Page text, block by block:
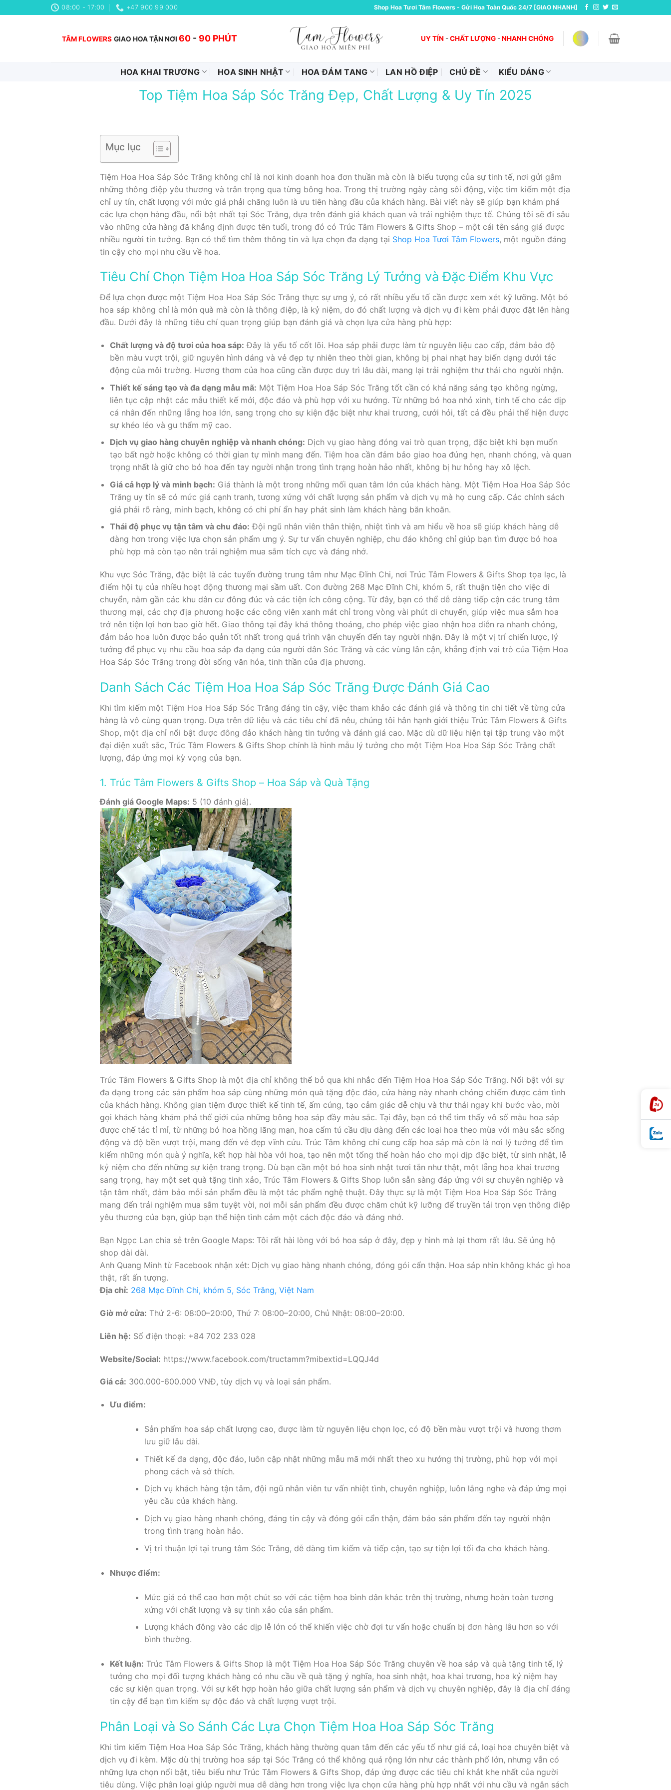
đến
08:00 - 17:00 +47 900 99 000 Shop Hoa Tươi Tâm Flowers - Gửi Hoa Toàn Quốc 24/7 [GIAO NHANH]
TÂM FLOWERS GIAO HOA TẬN NƠI 60 - 90 PHÚT UY TÍN -CHẤT LƯỢNG -NHANH CHÓNG
HOA KHAI TRƯƠNG HOA SINH NHẬT HOA ĐÁM TANG LAN HỒ ĐIỆP CHỦ ĐỀ KIỂU DÁNG
Top Tiệm Hoa Sáp Sóc Trăng Đẹp, Chất Lượng & Uy Tín 2025
Mục lục
Tiệm Hoa Hoa Sáp Sóc Trăng không chỉ là nơi kinh doanh hoa đơn thuần mà còn là biểu tượng của sự tinh tế, nơi gửi gắm
những thông điệp yêu thương và trân trọng qua từng bông hoa. Trong thị trường ngày càng sôi động, việc tìm kiếm một địa
chỉ uy tín, chất lượng với mức giá phải chăng luôn là ưu tiên hàng đầu của khách hàng. Bài viết này sẽ giúp bạn khám phá
các lựa chọn hàng đầu, nổi bật nhất tại Sóc Trăng, dựa trên đánh giá khách quan và trải nghiệm thực tế. Chúng tôi sẽ đi sâu
vào những cửa hàng đã khẳng định được tên tuổi, trong đó có Trúc Tâm Flowers & Gifts Shop – một cái tên sáng giá được
nhiều người tin tưởng. Bạn có thể tìm thêm thông tin và lựa chọn đa dạng tại Shop Hoa Tươi Tâm Flowers, một nguồn đáng
tin cậy cho mọi nhu cầu về hoa.
Tiêu Chí Chọn Tiệm Hoa Hoa Sáp Sóc Trăng Lý Tưởng và Đặc Điểm Khu Vực
Để lựa chọn được một Tiệm Hoa Hoa Sáp Sóc Trăng thực sự ưng ý, có rất nhiều yếu tố cần được xem xét kỹ lưỡng. Một bó
hoa sáp không chỉ là món quà mà còn là thông điệp, là kỷ niệm, do đó chất lượng và dịch vụ đi kèm phải được đặt lên hàng
đầu. Dưới đây là những tiêu chí quan trọng giúp bạn đánh giá và chọn lựa cửa hàng phù hợp:
Chất lượng và độ tươi của hoa sáp: Đây là yếu tố cốt lõi. Hoa sáp phải được làm từ nguyên liệu cao cấp, đảm bảo độ
bền màu vượt trội, giữ nguyên hình dáng và vẻ đẹp tự nhiên theo thời gian, không bị phai nhạt hay biến dạng dưới tác
động của môi trường. Hương thơm của hoa cũng cần được duy trì lâu dài, mang lại trải nghiệm thư thái cho người nhận.
Thiết kế sáng tạo và đa dạng mẫu mã: Một Tiệm Hoa Hoa Sáp Sóc Trăng tốt cần có khả năng sáng tạo không ngừng,
liên tục cập nhật các mẫu thiết kế mới, độc đáo và phù hợp với xu hướng. Từ những bó hoa nhỏ xinh, tinh tế cho các dịp
cá nhân đến những lẵng hoa lớn, sang trọng cho sự kiện đặc biệt như khai trương, cưới hỏi, tất cả đều phải thể hiện được
sự khéo léo và gu thẩm mỹ cao.
Dịch vụ giao hàng chuyên nghiệp và nhanh chóng: Dịch vụ giao hàng đóng vai trò quan trọng, đặc biệt khi bạn muốn
tạo bất ngờ hoặc không có thời gian tự mình mang đến. Tiệm hoa cần đảm bảo giao hoa đúng hẹn, nhanh chóng, và quan
trọng nhất là giữ cho bó hoa đến tay người nhận trong tình trạng hoàn hảo nhất, không bị hư hỏng hay xô lệch.
Giá cả hợp lý và minh bạch: Giá thành là một trong những mối quan tâm lớn của khách hàng. Một Tiệm Hoa Hoa Sáp Sóc
Trăng uy tín sẽ có mức giá cạnh tranh, tương xứng với chất lượng sản phẩm và dịch vụ mà họ cung cấp. Các chính sách
giá phải rõ ràng, minh bạch, không có chi phí ẩn hay phát sinh làm khách hàng băn khoăn.
Thái độ phục vụ tận tâm và chu đáo: Đội ngũ nhân viên thân thiện, nhiệt tình và am hiểu về hoa sẽ giúp khách hàng dễ
dàng hơn trong việc lựa chọn sản phẩm ưng ý. Sự tư vấn chuyên nghiệp, chu đáo không chỉ giúp bạn tìm được bó hoa
phù hợp mà còn tạo nên trải nghiệm mua sắm tích cực và đáng nhớ.
Khu vực Sóc Trăng, đặc biệt là các tuyến đường trung tâm như Mạc Đĩnh Chi, nơi Trúc Tâm Flowers & Gifts Shop tọa lạc, là
điểm hội tụ của nhiều hoạt động thương mại sầm uất. Con đường 268 Mạc Đĩnh Chi, khóm 5, rất thuận tiện cho việc di
chuyển, nằm gần các khu dân cư đông đúc và các tiện ích công cộng. Từ đây, bạn có thể dễ dàng tiếp cận các trung tâm
thương mại, các chợ địa phương hoặc các công viên xanh mát chỉ trong vòng vài phút di chuyển, giúp việc mua sắm hoa
trở nên tiện lợi hơn bao giờ hết. Giao thông tại đây khá thông thoáng, cho phép việc giao nhận hoa diễn ra nhanh chóng,
đảm bảo hoa luôn được bảo quản tốt nhất trong quá trình vận chuyển đến tay người nhận. Đây là một vị trí chiến lược, lý
tưởng để phục vụ nhu cầu hoa sáp đa dạng của người dân Sóc Trăng và các vùng lân cận, khẳng định vai trò của Tiệm Hoa
Hoa Sáp Sóc Trăng trong đời sống văn hóa, tinh thần của địa phương.
Danh Sách Các Tiệm Hoa Hoa Sáp Sóc Trăng Được Đánh Giá Cao
Khi tìm kiếm một Tiệm Hoa Hoa Sáp Sóc Trăng đáng tin cậy, việc tham khảo các đánh giá và thông tin chi tiết về từng cửa
hàng là vô cùng quan trọng. Dựa trên dữ liệu và các tiêu chí đã nêu, chúng tôi hân hạnh giới thiệu Trúc Tâm Flowers & Gifts
Shop, một địa chỉ nổi bật được đông đảo khách hàng tin tưởng và đánh giá cao. Mặc dù dữ liệu hiện tại tập trung vào một
đại diện xuất sắc, Trúc Tâm Flowers & Gifts Shop chính là hình mẫu lý tưởng cho một Tiệm Hoa Hoa Sáp Sóc Trăng chất
lượng, đáp ứng mọi kỳ vọng của bạn.
1. Trúc Tâm Flowers & Gifts Shop – Hoa Sáp và Quà Tặng
Đánh giá Google Maps: 5 (10 đánh giá).
Trúc Tâm Flowers & Gifts Shop là một địa chỉ không thể bỏ qua khi nhắc đến Tiệm Hoa Hoa Sáp Sóc Trăng. Nổi bật với sự
đa dạng trong các sản phẩm hoa sáp cùng những món quà tặng độc đáo, cửa hàng này nhanh chóng chiếm được cảm tình
của khách hàng. Không gian tiệm được thiết kế tinh tế, ấm cúng, tạo cảm giác dễ chịu và thư thái ngay khi bước vào, mời
gọi khách hàng khám phá thế giới của những bông hoa sáp đầy màu sắc. Tại đây, bạn có thể tìm thấy vô số mẫu hoa sáp
được chế tác tỉ mỉ, từ những bó hoa hồng lãng mạn, hoa cẩm tú cầu dịu dàng đến các loại hoa theo mùa với màu sắc sống
động và độ bền vượt trội, mang đến vẻ đẹp vĩnh cửu. Trúc Tâm không chỉ cung cấp hoa sáp mà còn là nơi lý tưởng để tìm
kiếm những món quà ý nghĩa, kết hợp hài hòa với hoa, tạo nên một tổng thể hoàn hảo cho mọi dịp đặc biệt, từ sinh nhật, lễ
kỷ niệm cho đến những sự kiện trang trọng. Dù bạn cần một bó hoa sinh nhật tươi tắn như thật, một lẵng hoa khai trương
sang trọng, hay một set quà tặng tinh xảo, Trúc Tâm Flowers & Gifts Shop luôn sẵn sàng đáp ứng với sự chuyên nghiệp và
tận tâm nhất, đảm bảo mỗi sản phẩm đều là một tác phẩm nghệ thuật. Đây thực sự là một Tiệm Hoa Hoa Sáp Sóc Trăng
mang đến trải nghiệm mua sắm tuyệt vời, nơi mỗi sản phẩm đều được chăm chút kỹ lưỡng để truyền tải trọn vẹn thông điệp
yêu thương của bạn, giúp bạn thể hiện tình cảm một cách độc đáo và đáng nhớ.
Bạn Ngọc Lan chia sẻ trên Google Maps: Tôi rất hài lòng với bó hoa sáp ở đây, đẹp y hình mà lại thơm rất lâu. Sẽ ủng hộ
shop dài dài.
Anh Quang Minh từ Facebook nhận xét: Dịch vụ giao hàng nhanh chóng, đóng gói cẩn thận. Hoa sáp nhìn không khác gì hoa
thật, rất ấn tượng.
Địa chỉ: 268 Mạc Đĩnh Chi, khóm 5, Sóc Trăng, Việt Nam
Giờ mở cửa: Thứ 2-6: 08:00–20:00, Thứ 7: 08:00–20:00, Chủ Nhật: 08:00–20:00.
Liên hệ: Số điện thoại: +84 702 233 028
Website/Social: https://www.facebook.com/tructamm?mibextid=LQQJ4d
Giá cả: 300.000-600.000 VNĐ, tùy dịch vụ và loại sản phẩm.
Ưu điểm:
Sản phẩm hoa sáp chất lượng cao, được làm từ nguyên liệu chọn lọc, có độ bền màu vượt trội và hương thơm
lưu giữ lâu dài.
Thiết kế đa dạng, độc đáo, luôn cập nhật những mẫu mã mới nhất theo xu hướng thị trường, phù hợp với mọi
phong cách và sở thích.
Dịch vụ khách hàng tận tâm, đội ngũ nhân viên tư vấn nhiệt tình, chuyên nghiệp, luôn lắng nghe và đáp ứng mọi
yêu cầu của khách hàng.
Dịch vụ giao hàng nhanh chóng, đáng tin cậy và đóng gói cẩn thận, đảm bảo sản phẩm đến tay người nhận
trong tình trạng hoàn hảo.
Vị trí thuận lợi tại trung tâm Sóc Trăng, dễ dàng tìm kiếm và tiếp cận, tạo sự tiện lợi tối đa cho khách hàng.
Nhược điểm:
Mức giá có thể cao hơn một chút so với các tiệm hoa bình dân khác trên thị trường, nhưng hoàn toàn tương
xứng với chất lượng và sự tinh xảo của sản phẩm.
Lượng khách đông vào các dịp lễ lớn có thể khiến việc chờ đợi tư vấn hoặc chuẩn bị đơn hàng lâu hơn so với
bình thường.
Kết luận: Trúc Tâm Flowers & Gifts Shop là một Tiệm Hoa Hoa Sáp Sóc Trăng chuyên về hoa sáp và quà tặng tinh tế, lý
tưởng cho mọi đối tượng khách hàng có nhu cầu về quà tặng ý nghĩa, hoa sinh nhật, hoa khai trương, hoa kỷ niệm hay
các sự kiện quan trọng. Với sự kết hợp hoàn hảo giữa chất lượng sản phẩm và dịch vụ chuyên nghiệp, đây là địa chỉ đáng
tin cậy để bạn tìm kiếm sự độc đáo và chất lượng vượt trội.
Phân Loại và So Sánh Các Lựa Chọn Tiệm Hoa Hoa Sáp Sóc Trăng
Khi tìm kiếm Tiệm Hoa Hoa Sáp Sóc Trăng, khách hàng thường quan tâm đến các yếu tố như giá cả, loại hoa chuyên biệt và
dịch vụ đi kèm. Mặc dù thị trường hoa sáp tại Sóc Trăng có thể không quá rộng lớn như các thành phố lớn, nhưng vẫn có
những lựa chọn nổi bật, tiêu biểu như Trúc Tâm Flowers & Gifts Shop, đáp ứng được các tiêu chí khắt khe nhất của người
tiêu dùng. Việc phân loại giúp người mua dễ dàng hơn trong việc lựa chọn cửa hàng phù hợp nhất với nhu cầu và ngân sách